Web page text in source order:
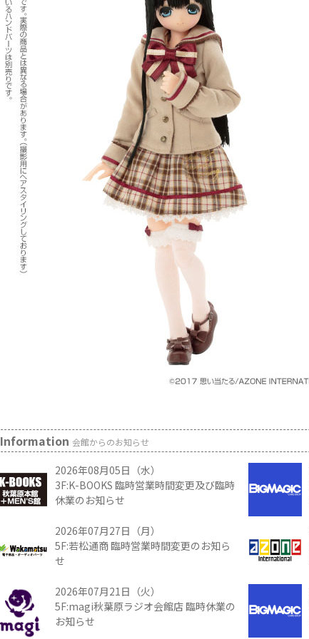
Information 会館からのお知らせ
2026年08月05日（水）
3F:K-BOOKS 臨時営業時間変更及び臨時
休業のお知らせ
2026年07月27日（月）
5F:若松通商 臨時営業時間変更のお知ら
せ
2026年07月21日（火）
5F:magi秋葉原ラジオ会館店 臨時休業の
お知らせ